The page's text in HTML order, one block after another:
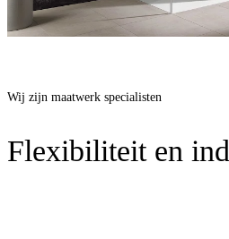
Wij zijn maatwerk specialisten
Flexibiliteit en